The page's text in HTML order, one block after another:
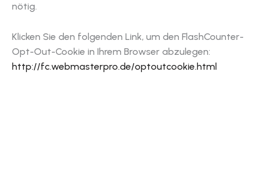
nötig.
Klicken Sie den folgenden Link, um den FlashCounter-
Opt-Out-Cookie in Ihrem Browser abzulegen:
http://fc.webmasterpro.de/optoutcookie.html